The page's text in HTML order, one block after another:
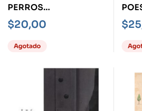
PERROS
ROMÁNTICOS, LOS
$20,00
Agotado
$